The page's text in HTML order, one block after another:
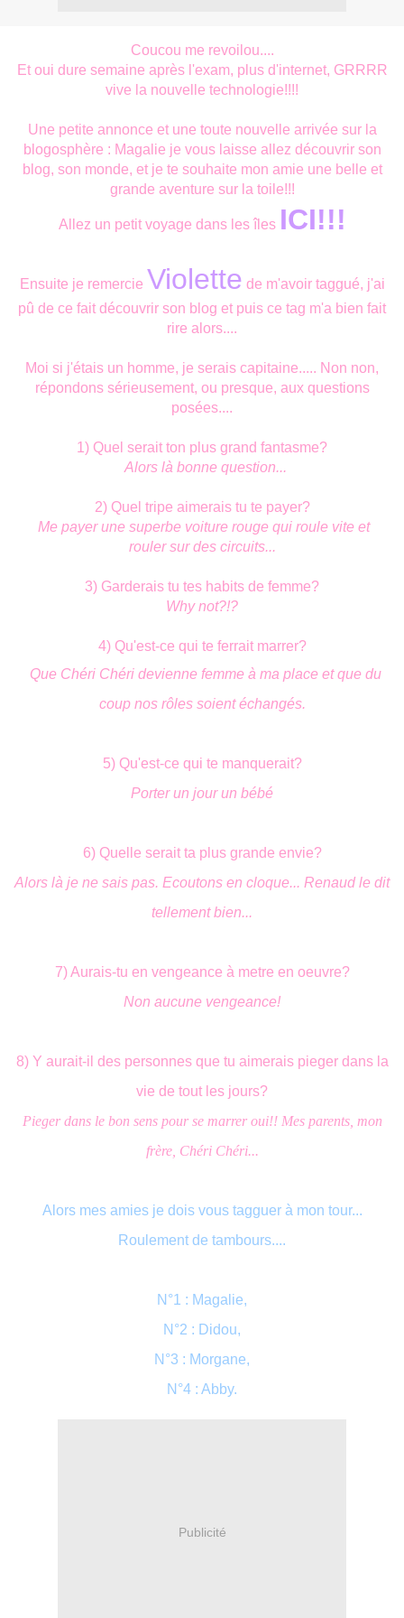
Coucou me revoilou....
Et oui dure semaine après l'exam, plus d'internet, GRRRR
vive la nouvelle technologie!!!!
Une petite annonce et une toute nouvelle arrivée sur la
blogosphère : Magalie je vous laisse allez découvrir son
blog, son monde, et je te souhaite mon amie une belle et
grande aventure sur la toile!!!
Allez un petit voyage dans les îles ICI!!!
Ensuite je remercie Violette de m'avoir taggué, j'ai
pû de ce fait découvrir son blog et puis ce tag m'a bien fait
rire alors....
Moi si j'étais un homme, je serais capitaine..... Non non,
répondons sérieusement, ou presque, aux questions
posées....
1) Quel serait ton plus grand fantasme?
Alors là bonne question...
2) Quel tripe aimerais tu te payer?
Me payer une superbe voiture rouge qui roule vite et
rouler sur des circuits...
3) Garderais tu tes habits de femme?
Why not?!?
4) Qu'est-ce qui te ferrait marrer?
Que Chéri Chéri devienne femme à ma place et que du
coup nos rôles soient échangés.
5) Qu'est-ce qui te manquerait?
Porter un jour un bébé
6) Quelle serait ta plus grande envie?
Alors là je ne sais pas. Ecoutons en cloque... Renaud le dit
tellement bien...
7) Aurais-tu en vengeance à metre en oeuvre?
Non aucune vengeance!
8) Y aurait-il des personnes que tu aimerais pieger dans la
vie de tout les jours?
Pieger dans le bon sens pour se marrer oui!! Mes parents, mon
frère, Chéri Chéri...
Alors mes amies je dois vous tagguer à mon tour...
Roulement de tambours....
N°1 : Magalie,
N°2 : Didou,
N°3 : Morgane,
N°4 : Abby.
Publicité